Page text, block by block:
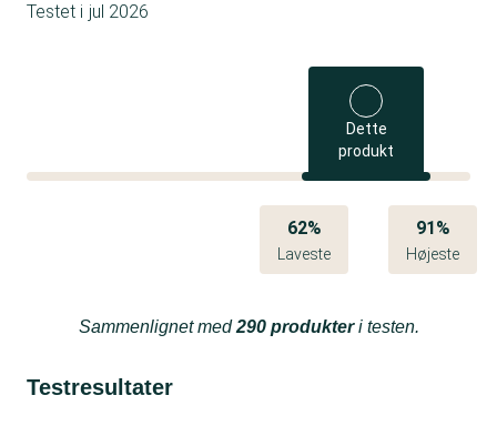
Testet i jul 2026
Dette
produkt
62%
Laveste
91%
Højeste
Sammenlignet med290 produkteri testen.
Testresultater